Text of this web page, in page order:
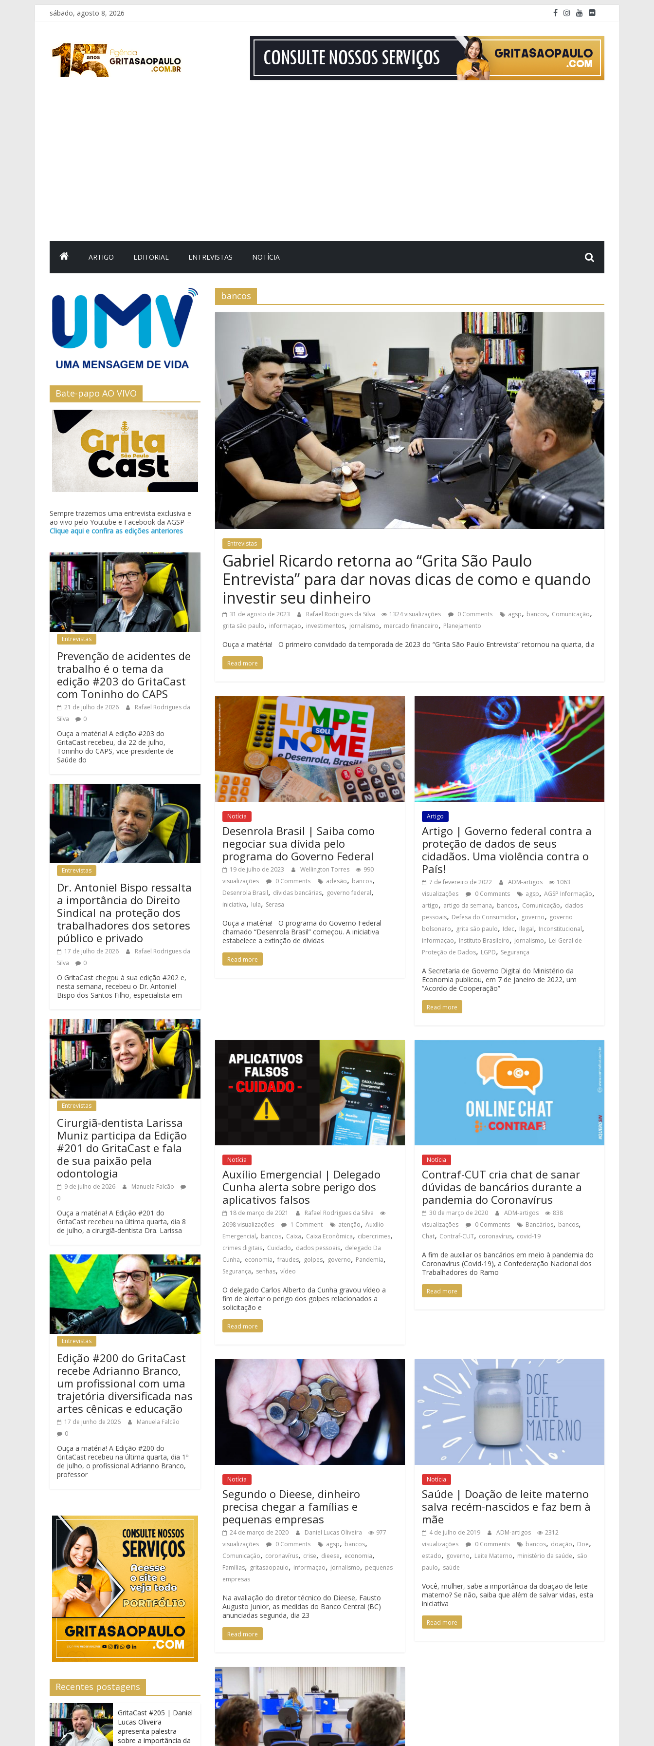
Pular
conteúdo
sábado, agosto 8, 2026
Grita
São
ARTIGO EDITORIAL ENTREVISTAS NOTÍCIA
bancos
Entrevistas
Gabriel Ricardo retorna ao “Grita São Paulo
Entrevista” para dar novas dicas de como e quando
investir seu dinheiro
31 de agosto de 2023 Rafael Rodrigues da Silva 1324 visualizações 0 Comments agsp, bancos, Comunicação,
grita são paulo, informaçao, investimentos, jornalismo, mercado financeiro, Planejamento
Ouça a matéria! O primeiro convidado da temporada de 2023 do “Grita São Paulo Entrevista” retornou na quarta, dia
Read more
Notícia
Desenrola Brasil | Saiba como
negociar sua dívida pelo
programa do Governo Federal
19 de julho de 2023 Wellington Torres
990
visualizações
0 Comments adesão, bancos,
Desenrola Brasil, dívidas bancárias, governo federal,
iniciativa, lula, Serasa
Ouça a matéria! O programa do Governo Federal
chamado “Desenrola Brasil” começou. A iniciativa
estabelece a extinção de dívidas
Read more
Artigo
Artigo | Governo federal contra a
proteção de dados de seus
cidadãos. Uma violência contra o
País!
7 de fevereiro de 2022 ADM-artigos
1063
visualizações
0 Comments agsp,AGSP Informação,
artigo, artigo da semana, bancos, Comunicação, dados
pessoais, Defesa do Consumidor, governo, governo
bolsonaro, grita são paulo, Idec, Ilegal, Inconstitucional,
informaçao, Instituto Brasileiro, jornalismo, Lei Geral de
Proteção de Dados, LGPD, Segurança
A Secretaria de Governo Digital do Ministério da
Economia publicou, em 7 de janeiro de 2022, um
“Acordo de Cooperação”
Read more
Notícia
Auxílio Emergencial | Delegado
Cunha alerta sobre perigo dos
aplicativos falsos
18 de março de 2021
Rafael Rodrigues da Silva
2098 visualizações
1 Comment atenção, Auxílio
Emergencial, bancos, Caixa, Caixa Econômica, cibercrimes,
crimes digitais, Cuidado, dados pessoais, delegado Da
Cunha, economia, fraudes, golpes, governo, Pandemia,
Segurança, senhas, vídeo
O delegado Carlos Alberto da Cunha gravou vídeo a
fim de alertar o perigo dos golpes relacionados a
solicitação e
Read more
Notícia
Contraf-CUT cria chat de sanar
dúvidas de bancários durante a
pandemia do Coronavírus
30 de março de 2020 ADM-artigos
838
visualizações
0 Comments Bancários, bancos,
Chat, Contraf-CUT, coronavírus, covid-19
A fim de auxiliar os bancários em meio à pandemia do
Coronavírus (Covid-19), a Confederação Nacional dos
Trabalhadores do Ramo
Read more
Notícia
Segundo o Dieese, dinheiro
precisa chegar a famílias e
pequenas empresas
24 de março de 2020 Daniel Lucas Oliveira
977
visualizações
0 Comments agsp, bancos,
Comunicação, coronavírus, crise, dieese, economia,
Famílias, gritasaopaulo, informaçao, jornalismo, pequenas
empresas
Na avaliação do diretor técnico do Dieese, Fausto
Augusto Junior, as medidas do Banco Central (BC)
anunciadas segunda, dia 23
Read more
Notícia
Saúde | Doação de leite materno
salva recém-nascidos e faz bem à
mãe
4 de julho de 2019 ADM-artigos
2312
visualizações
0 Comments bancos, doação, Doe,
estado, governo, Leite Materno, ministério da saúde, são
paulo, saúde
Você, mulher, sabe a importância da doação de leite
materno? Se não, saiba que além de salvar vidas, esta
iniciativa
Read more
Bate-papo AO VIVO
Sempre trazemos uma entrevista exclusiva e
ao vivo pelo Youtube e Facebook da AGSP –
Clique aqui e confira as edições anteriores
Entrevistas
Prevenção de acidentes de
trabalho é o tema da
edição #203 do GritaCast
com Toninho do CAPS
21 de julho de 2026
Rafael Rodrigues da
Silva
0
Ouça a matéria! A edição #203 do
GritaCast recebeu, dia 22 de julho,
Toninho do CAPS, vice-presidente de
Saúde do
Entrevistas
Dr. Antoniel Bispo ressalta
a importância do Direito
Sindical na proteção dos
trabalhadores dos setores
público e privado
17 de julho de 2026
Rafael Rodrigues da
Silva
0
O GritaCast chegou à sua edição #202 e,
nesta semana, recebeu o Dr. Antoniel
Bispo dos Santos Filho, especialista em
Entrevistas
Cirurgiã-dentista Larissa
Muniz participa da Edição
#201 do GritaCast e fala
de sua paixão pela
odontologia
9 de julho de 2026
Manuela Falcão
0
Ouça a matéria! A Edição #201 do
GritaCast recebeu na última quarta, dia 8
de julho, a cirurgiã-dentista Dra. Larissa
Entrevistas
Edição #200 do GritaCast
recebe Adrianno Branco,
um profissional com uma
trajetória diversificada nas
artes cênicas e educação
17 de junho de 2026
Manuela Falcão
0
Ouça a matéria! A Edição #200 do
GritaCast recebeu na última quarta, dia 1º
de julho, o profissional Adrianno Branco,
professor
Recentes postagens
GritaCast #205 | Daniel
Lucas Oliveira
apresenta palestra
sobre a importância da